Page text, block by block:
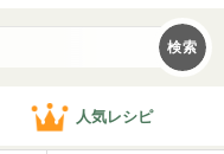
検索
人気レシピ